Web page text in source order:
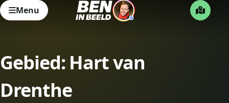
Menu
Gebied: Hart van
Drenthe